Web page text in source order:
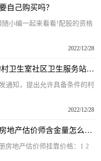
自己购买吗？
小编一起来看看!配股的资格
2022/12/28
天天热讯:海南：​允许具备条件的村卫生室社区卫生服务站接诊发热患者
通知，提出允许具备条件的村
2022/12/28
房地产估价师挂靠价格是多少？房地产估价师含金量怎么样？
房地产估价师挂靠价格：1 2